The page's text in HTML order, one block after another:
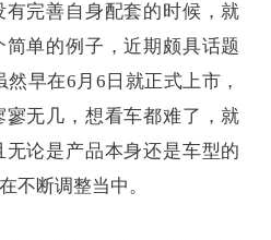
完善自身配套的时候，就
单的例子，近期颇具话题
早在6月6日就正式上市，
无几，想看车都难了，就
论是产品本身还是车型的
不断调整当中。